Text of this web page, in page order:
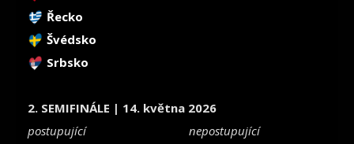
Řecko
Švédsko
Srbsko
2. SEMIFINÁLE | 14. května 2026
postupující
nepostupující